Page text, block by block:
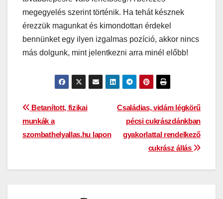
megegyelés szerint történik. Ha tehát késznek
érezzük magunkat és kimondottan érdekel
bennünket egy ilyen izgalmas pozíció, akkor nincs
más dolgunk, mint jelentkezni arra minél előbb!
Bejegyzés
navigáció
Családias, vidám légkörű
pécsi cukrászdánkban
gyakorlattal rendelkező
cukrász állás
Betanított, fizikai
munkák a
szombathelyallas.hu lapon